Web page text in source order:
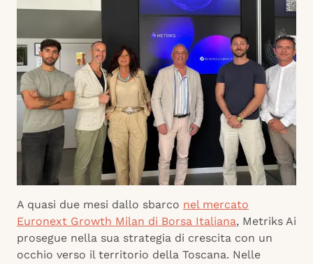
A quasi due mesi dallo sbarco nel mercato
Euronext Growth Milan di Borsa Italiana, Metriks Ai
prosegue nella sua strategia di crescita con un
occhio verso il territorio della Toscana. Nelle